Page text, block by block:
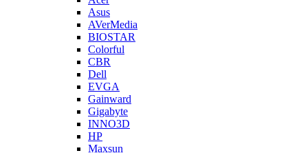
Asus
AVerMedia
BIOSTAR
Colorful
CBR
Dell
EVGA
Gainward
Gigabyte
INNO3D
HP
Maxsun